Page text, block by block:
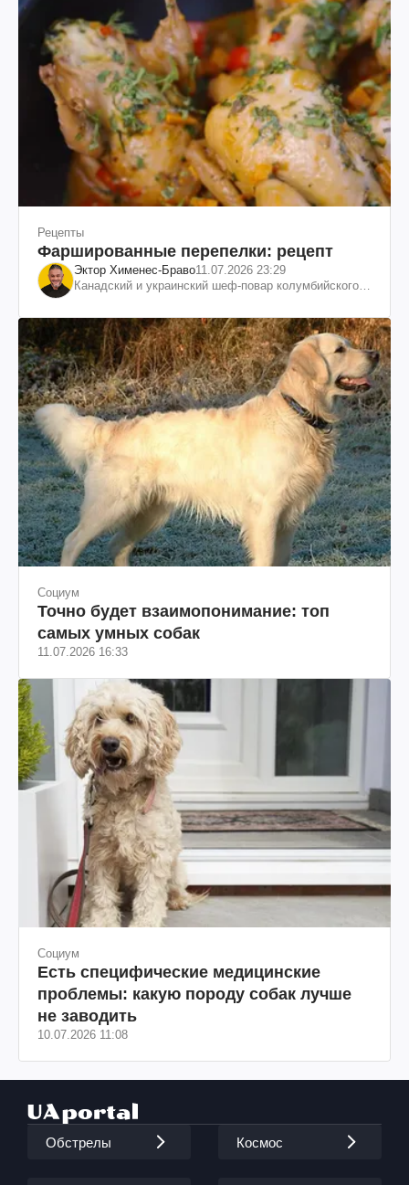
Рецепты
Фаршированные перепелки: рецепт
Эктор Хименес-Браво11.07.2026 23:29
Канадский и украинский шеф-повар колумбийского
Социум
Точно будет взаимопонимание: топ
самых умных собак
11.07.2026 16:33
Социум
Есть специфические медицинские
проблемы: какую породу собак лучше
не заводить
10.07.2026 11:08
Обстрелы Космос